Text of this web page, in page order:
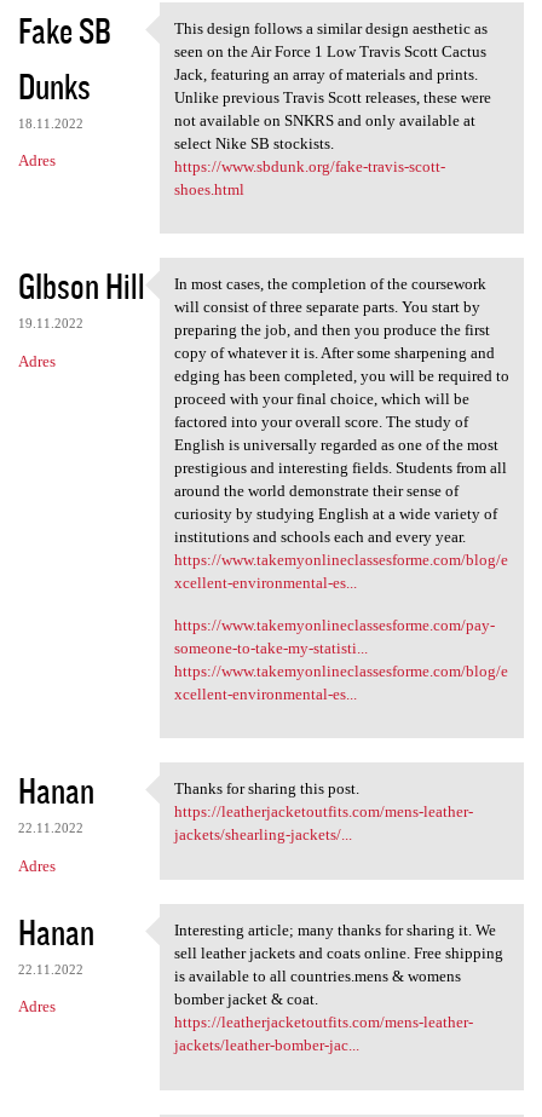
Fake SB
Dunks
18.11.2022
Adres
This design follows a similar
This design follows a similar design aesthetic as
seen on the Air Force 1 Low Travis Scott Cactus
Jack, featuring an array of materials and prints.
Unlike previous Travis Scott releases, these were
not available on SNKRS and only available at
select Nike SB stockists.
https://www.sbdunk.org/fake-travis-scott-
shoes.html
GIbson Hill
19.11.2022
Adres
In most cases, the completion
In most cases, the completion of the coursework
will consist of three separate parts. You start by
preparing the job, and then you produce the first
copy of whatever it is. After some sharpening and
edging has been completed, you will be required to
proceed with your final choice, which will be
factored into your overall score. The study of
English is universally regarded as one of the most
prestigious and interesting fields. Students from all
around the world demonstrate their sense of
curiosity by studying English at a wide variety of
institutions and schools each and every year.
https://www.takemyonlineclassesforme.com/blog/e
xcellent-environmental-es...
https://www.takemyonlineclassesforme.com/pay-
someone-to-take-my-statisti...
https://www.takemyonlineclassesforme.com/blog/e
xcellent-environmental-es...
Hanan
22.11.2022
Adres
Thanks for sharing this post.
Thanks for sharing this post.
https://leatherjacketoutfits.com/mens-leather-
jackets/shearling-jackets/...
Hanan
22.11.2022
Adres
Interesting article; many
Interesting article; many thanks for sharing it. We
sell leather jackets and coats online. Free shipping
is available to all countries.mens & womens
bomber jacket & coat.
https://leatherjacketoutfits.com/mens-leather-
jackets/leather-bomber-jac...